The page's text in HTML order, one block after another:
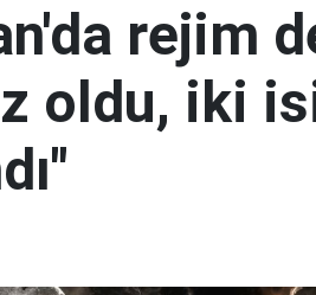
rejim
oldu, iki